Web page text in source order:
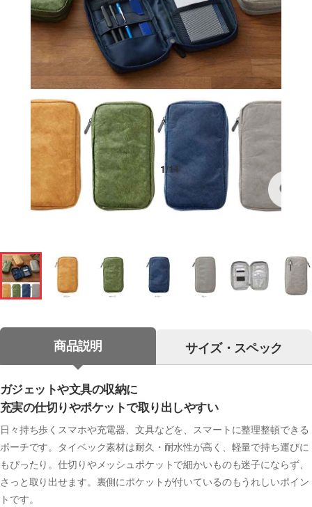
1/11
商品説明 サイズ・スペック
ガジェットや文具の収納に
充実の仕切りやポケットで取り出しやすい
日々持ち歩くスマホや充電器、文具などを、スマートに整理整頓できる
ポーチです。タイベック素材は耐久・耐水性が高く、軽量で持ち運びに
もぴったり。仕切りやメッシュポケットで細かいものも迷子にならず、
さっと取り出せます。裏側にポケットが付いているのもうれしいポイン
トです。